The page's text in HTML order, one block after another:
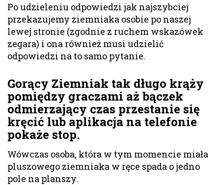
Po udzieleniu odpowiedzi jak najszybciej
przekazujemy ziemniaka osobie po naszej
lewej stronie (zgodnie z ruchem wskazówek
zegara) i ona również musi udzielić
odpowiedzi na to samo pytanie.
Gorący Ziemniak tak długo krąży
pomiędzy graczami aż bączek
odmierzający czas przestanie się
kręcić lub aplikacja na telefonie
pokaże stop.
Wówczas osoba, która w tym momencie miała
pluszowego ziemniaka w ręce spada o jedno
pole na planszy.